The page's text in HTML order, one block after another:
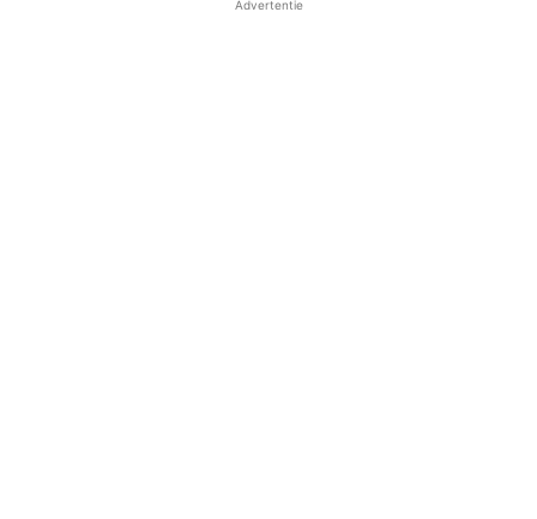
Advertentie